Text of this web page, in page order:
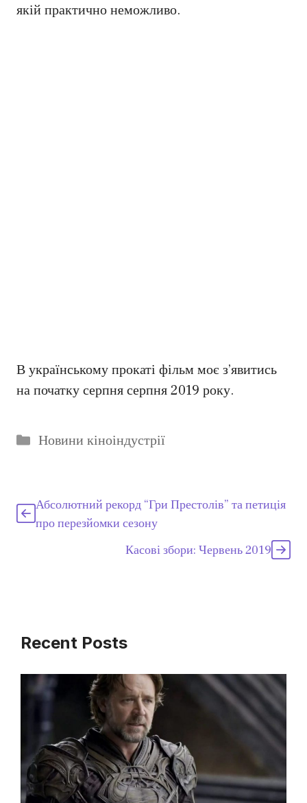
якій практично неможливо.
В українському прокаті фільм моє з’явитись
на початку серпня серпня 2019 року.
Категорії
Новини кіноіндустрії
Абсолютний рекорд “Гри Престолів” та петиція
про перезйомки сезону
Касові збори: Червень 2019
Recent Posts